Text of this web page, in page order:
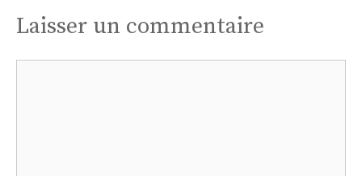
Laisser un commentaire